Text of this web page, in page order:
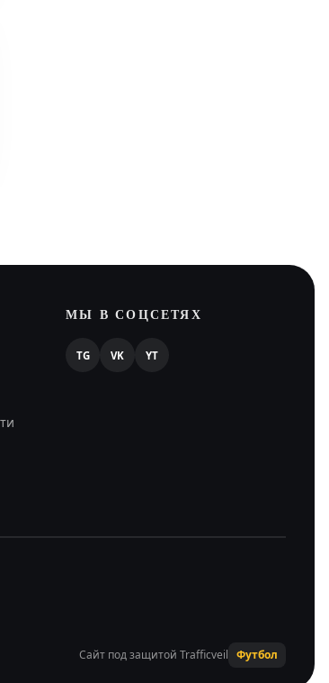
МЫ В СОЦСЕТЯХ
TG VK YT
Сайт под защитой Trafficveil Футбол